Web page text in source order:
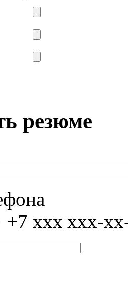
резюме
+7 xxx xxx-